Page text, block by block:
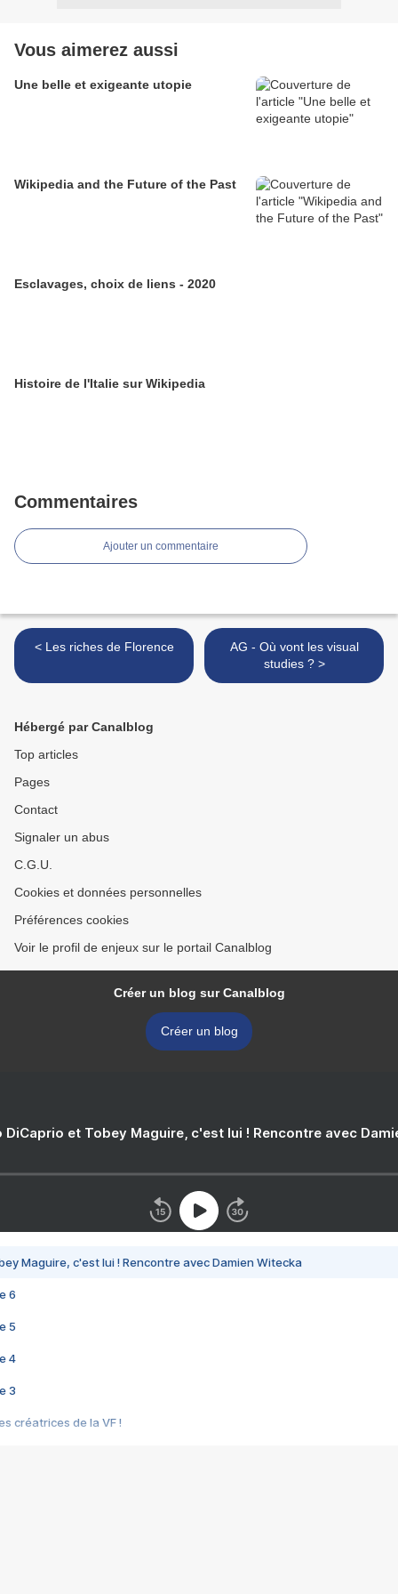
Vous aimerez aussi
Une belle et exigeante utopie
Wikipedia and the Future of the Past
Esclavages, choix de liens - 2020
Histoire de l'Italie sur Wikipedia
Commentaires
Ajouter un commentaire
< Les riches de Florence
AG - Où vont les visual
studies ? >
Hébergé par Canalblog
Top articles
Pages
Contact
Signaler un abus
C.G.U.
Cookies et données personnelles
Préférences cookies
Voir le profil de enjeux sur le portail Canalblog
Créer un blog sur Canalblog
Créer un blog
DiCaprio et Tobey Maguire, c'est lui ! Rencontre avec
Maguire, c'est lui ! Rencontre avec Damien Witecka
6
5
4
3
créatrices de la VF !